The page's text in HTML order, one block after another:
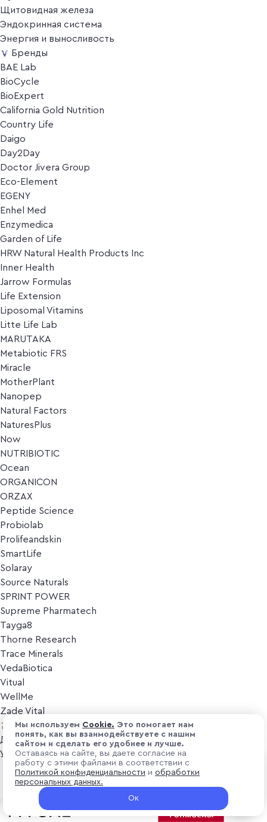
Щитовидная железа
Эндокринная система
Энергия и выносливость
Бренды
BAE Lab
BioCycle
BioExpert
California Gold Nutrition
Country Life
Daigo
Day2Day
Doctor Jivera Group
Eco-Element
EGENY
Enhel Med
Enzymedica
Garden of Life
HRW Natural Health Products Inc
Inner Health
Jarrow Formulas
Life Extension
Liposomal Vitamins
Litte Life Lab
MARUTAKA
Metabiotic FRS
Miracle
MotherPlant
Nanopep
Natural Factors
NaturesPlus
Now
NUTRIBIOTIC
Ocean
ORGANICON
ORZAX
Peptide Science
Probiolab
Prolifeandskin
SmartLife
Solaray
Source Naturals
SPRINT POWER
Supreme Pharmatech
Tayga8
Thorne Research
Trace Minerals
VedaBiotica
Vitual
WellMe
Zade Vital
Косметика
Дезодоранты
Уход за лицом
Уход за телом
Популярные бренды
₽ 13 100
+ 393 ₽ витуальками
Предзаказ
Мы используем Cоokіе. Это помогает нам
понять, как вы взаимодействуете с нашим
сайтом и сделать его удобнее и лучше.
Оставаясь на сайте, вы даете согласие на
работу с этими файлами в соответствии с
Политикой конфиденциальности и обработки
персональных данных.
Ок